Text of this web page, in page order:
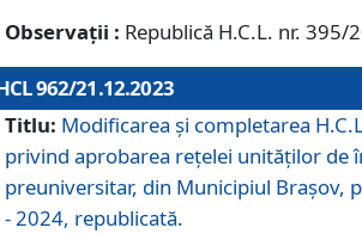
Observații : Republică H.C.L. nr. 395/
962/21.12.2023
Titlu: Modificarea și completarea
privind aprobarea rețelei unităților de
preuniversitar, din Municipiul Braşov,
- 2024, republicată.